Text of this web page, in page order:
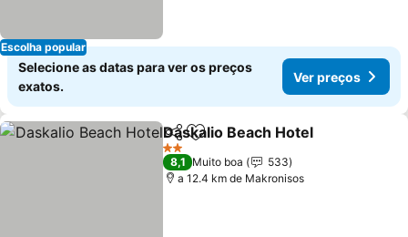
Escolha popular
Selecione as datas para ver os preços
exatos.
Ver preços
PartilharAdicionar aos favoritos
Daskalio Beach Hotel
2 Estrelas
8,1 Muito boa
533
a 12.4 km de Makronisos